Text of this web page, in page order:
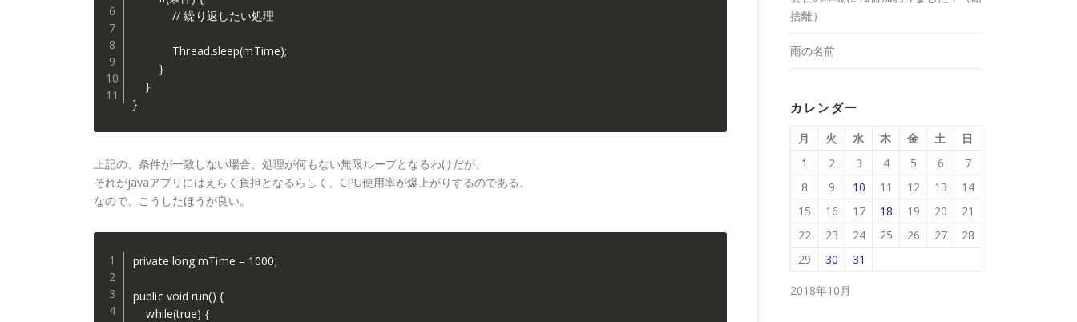
            // 繰り返したい処理
            Thread.sleep(mTime);
        }
    }
}
上記の、条件が一致しない場合、処理が何もない無限ループとなるわけだが、
それがjavaアプリにはえらく負担となるらしく、CPU使用率が爆上がりするのである。
なので、こうしたほうが良い。
private long mTime = 1000;
public void run() {
    while(true) {
捨離）
雨の名前
カレンダー
2018年10月
月 火 水 木 金 土
日
1
2 3 4 5 6
7
8
9 10 11 12 13
14
15
16 17 18 19 20
21
22
23 24 25 26 27
28
29
30 31